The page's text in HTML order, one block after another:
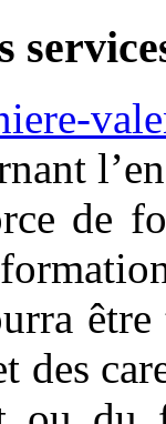
de
être
des